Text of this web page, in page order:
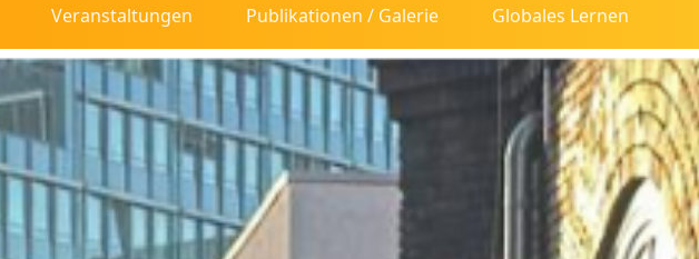
Veranstaltungen Publikationen / Galerie Globales Lernen